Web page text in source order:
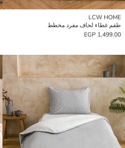
LCW HOME
طقم غطاء لحاف مفرد مخطط
1,499.00 EGP